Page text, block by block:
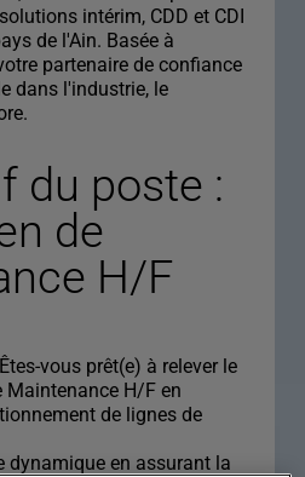
intérim, CDD et CDI
de l'Ain. Basée à
partenaire de confiance
dans l'industrie, le
du poste :
de
H/F
vous prêt(e) à relever le
Maintenance H/F en
de lignes de
dynamique en assurant la